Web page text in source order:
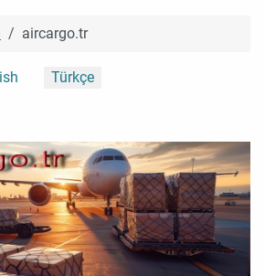
aircargo.tr
Türkçe